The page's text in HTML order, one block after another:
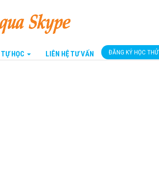
HỌC LIÊN HỆ TƯ VẤN ĐĂNG KÝ HỌC THỬ